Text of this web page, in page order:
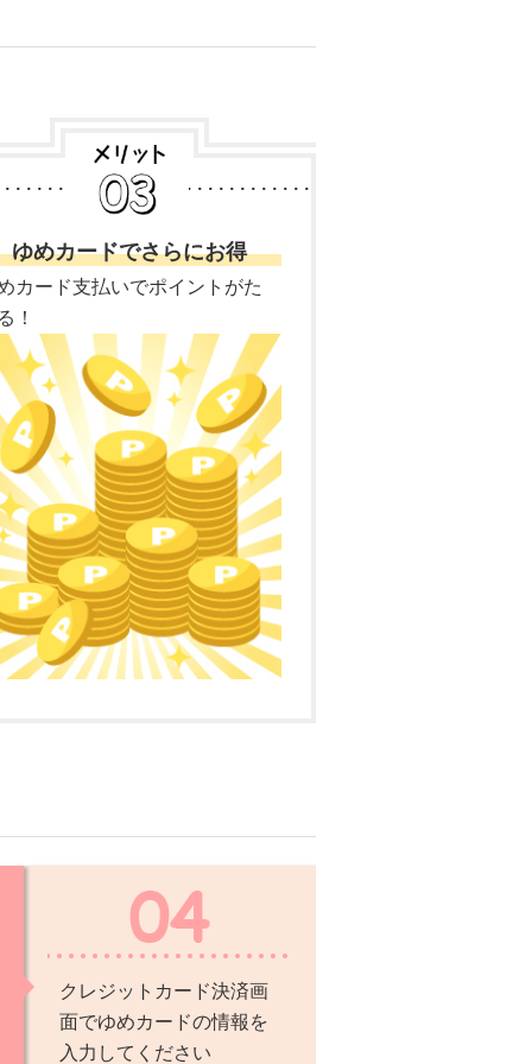
ゆめカードでさらにお得
カード支払いでポイントがた
！
クレジットカード決済画
面でゆめカードの情報を
入力してください